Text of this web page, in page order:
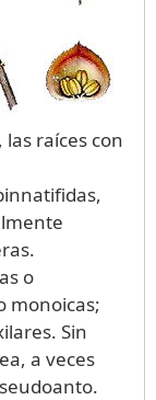
raíces con
o
monoicas;
Sin
a veces